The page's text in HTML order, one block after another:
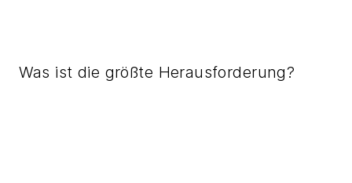
Was ist die größte Herausforderung?